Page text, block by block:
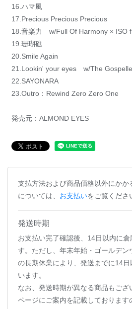
16.ハマ風
17.Precious Precious Precious
18.音楽力 w/Full Of Harmony × ISO
19.珊瑚礁
20.Smile Again
21.Lookin' your eyes w/The
22.SAYONARA
23.Outro：Rewind Zero Zero One
発売元：ALMOND EYES
支払方法および商品価格以外にかか
については、 お支払いをご覧くださ
発送時期
お支払い完了確認後、14日以内に倉
す。ただし、年末年始・ゴールデン
の長期休業により、発送までに14
います。
なお、発送時期が異なる商品もござ
ページにご案内を記載しております